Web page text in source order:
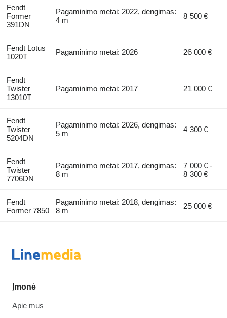
Fendt
Former
391DN
Pagaminimo metai: 2022, dengimas:
4 m
8 500 €
Fendt Lotus
1020T
Pagaminimo metai: 2026 26 000 €
Fendt
Twister
13010T
Pagaminimo metai: 2017 21 000 €
Fendt
Twister
5204DN
Pagaminimo metai: 2026, dengimas:
5 m
4 300 €
Fendt
Twister
7706DN
Pagaminimo metai: 2017, dengimas:
8 m
7 000 € -
8 300 €
Fendt
Former 7850
Pagaminimo metai: 2018, dengimas:
8 m
25 000 €
Įmonė
Apie mus